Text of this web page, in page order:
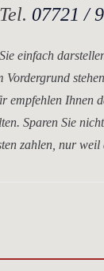
Tel. 07721 /
einfach
empfehlen Ihnen
Sparen Sie
zahlen, nur